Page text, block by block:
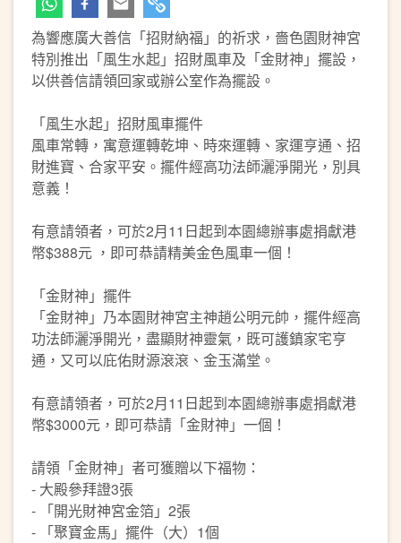
為響應廣大善信「招財納福」的祈求，嗇色園財神宮
特別推出「風生水起」招財風車及「金財神」擺設，
以供善信請領回家或辦公室作為擺設。
「風生水起」招財風車擺件
風車常轉，寓意運轉乾坤、時來運轉、家運亨通、招
財進寶、合家平安。擺件經高功法師灑淨開光，別具
意義！
有意請領者，可於2月11日起到本園總辦事處捐獻港
幣$388元 ，即可恭請精美金色風車一個！
「金財神」擺件
「金財神」乃本園財神宮主神趙公明元帥，擺件經高
功法師灑淨開光，盡顯財神靈氣，既可護鎮家宅亨
通，又可以庇佑財源滾滾、金玉滿堂。
有意請領者，可於2月11日起到本園總辦事處捐獻港
幣$3000元，即可恭請「金財神」一個！
請領「金財神」者可獲贈以下福物：
- 大殿參拜證3張
- 「開光財神宮金箔」2張
- 「聚寶金馬」擺件（大）1個